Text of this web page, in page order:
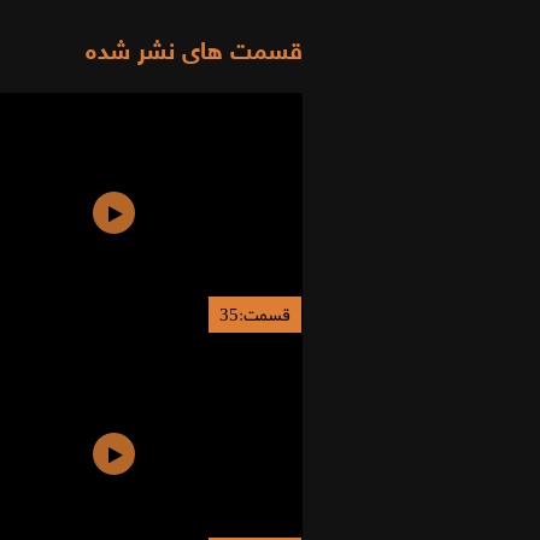
قسمت های نشر شده
قسمت:35